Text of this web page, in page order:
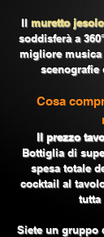
Il muretto jesolo
soddisferà a
migliore
Cosa
Il prezzo
Bottiglia di
spesa totale
cocktail al
tutta
Siete un gruppo